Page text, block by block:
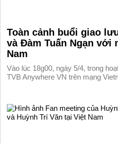
Toàn cảnh buổi giao
và Đàm Tuấn Ngạn với
Nam
Vào lúc 18g00, ngày 5/4, trong
TVB Anywhere VN trên mạng